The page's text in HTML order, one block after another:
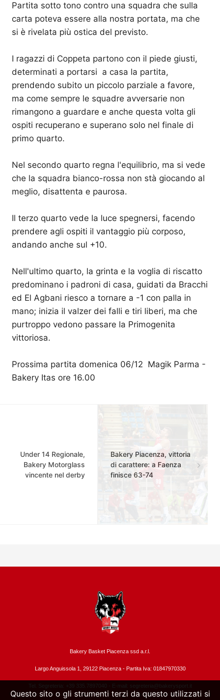
Partita sotto tono contro una squadra che sulla
carta poteva essere alla nostra portata, ma che
si è rivelata più ostica del previsto.
I ragazzi di Coppeta partono con il piede giusti,
determinati a portarsi a casa la partita,
prendendo subito un piccolo parziale a favore,
ma come sempre le squadre avversarie non
rimangono a guardare e anche questa volta gli
ospiti recuperano e superano solo nel finale di
primo quarto.
Nel secondo quarto regna l'equilibrio, ma si vede
che la squadra bianco-rossa non stà giocando al
meglio, disattenta e paurosa.
Il terzo quarto vede la luce spegnersi, facendo
prendere agli ospiti il vantaggio più corposo,
andando anche sul +10.
Nell'ultimo quarto, la grinta e la voglia di riscatto
predominano i padroni di casa, guidati da Bracchi
ed El Agbani riesco a tornare a -1 con palla in
mano; inizia il valzer dei falli e tiri liberi, ma che
purtroppo vedono passare la Primogenita
vittoriosa.
Prossima partita domenica 06/12 Magik Parma -
Bakery Itas ore 16.00
Under 14 Regionale,
Bakery Motorglass
vincente nel derby
Bakery Piacenza, vittoria
di carattere: a Faenza
finisce 63-74
Bakery Basket Piacenza ssd a.r.l.
Largo Anguissola 1, 29122 Piacenza - Partita Iva: 01847970330
Tel. Segreteria: +39 335.7897040 - E-mail: segreteria@bakerysport.it
Questo sito o gli strumenti terzi da questo utilizzati si